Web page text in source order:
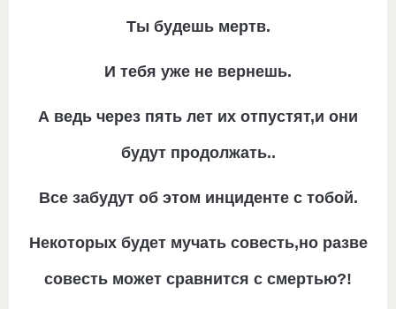
Ты будешь мертв.
И тебя уже не вернешь.
А ведь через пять лет их отпустят,и они
будут продолжать..
Все забудут об этом инциденте с тобой.
Некоторых будет мучать совесть,но разве
совесть может сравнится с смертью?!